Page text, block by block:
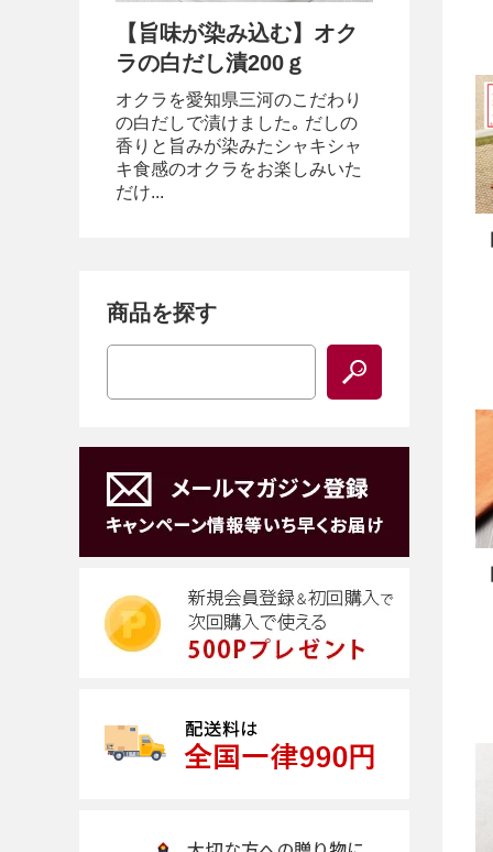
【旨味が染み込む】オク
ラの白だし漬200ｇ
オクラを愛知県三河のこだわり
の白だしで漬けました｡ だしの
香りと旨みが染みたシャキシャ
キ食感のオクラをお楽しみいた
だけ...
商品を探す